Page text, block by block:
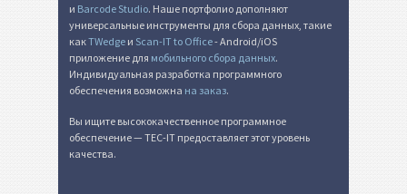
и Barcode Studio. Наше портфолио дополняют
универсальные инструменты для сбора данных, такие
какTWedge и Scan-IT to Office- Android/iOS
приложение для мобильного сбора данных.
Индивидуальная разработка программного
обеспечения возможна на заказ.
Вы ищите высококачественное программное
обеспечение — TEC-IT предоставляет этот уровень
качества.